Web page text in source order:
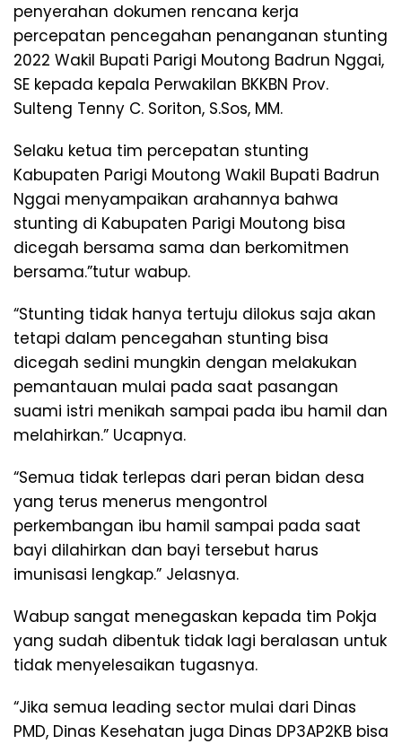
penyerahan dokumen rencana kerja
percepatan pencegahan penanganan stunting
2022 Wakil Bupati Parigi Moutong Badrun Nggai,
SE kepada kepala Perwakilan BKKBN Prov.
Sulteng Tenny C. Soriton, S.Sos, MM.
Selaku ketua tim percepatan stunting
Kabupaten Parigi Moutong Wakil Bupati Badrun
Nggai menyampaikan arahannya bahwa
stunting di Kabupaten Parigi Moutong bisa
dicegah bersama sama dan berkomitmen
bersama.”tutur wabup.
“Stunting tidak hanya tertuju dilokus saja akan
tetapi dalam pencegahan stunting bisa
dicegah sedini mungkin dengan melakukan
pemantauan mulai pada saat pasangan
suami istri menikah sampai pada ibu hamil dan
melahirkan.” Ucapnya.
“Semua tidak terlepas dari peran bidan desa
yang terus menerus mengontrol
perkembangan ibu hamil sampai pada saat
bayi dilahirkan dan bayi tersebut harus
imunisasi lengkap.” Jelasnya.
Wabup sangat menegaskan kepada tim Pokja
yang sudah dibentuk tidak lagi beralasan untuk
tidak menyelesaikan tugasnya.
“Jika semua leading sector mulai dari Dinas
PMD, Dinas Kesehatan juga Dinas DP3AP2KB bisa